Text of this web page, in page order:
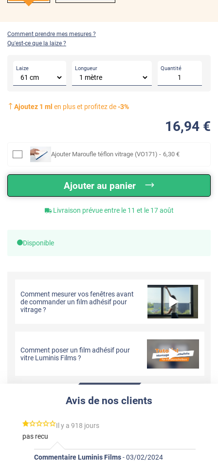
Comment prendre mes mesures ?
Qu'est-ce que la laize ?
Laize Longueur Quantité
Ajoutez 1 ml en plus et profitez de-3%
16,94 €
Ajouter Maroufle téflon vitrage (VO171) - 6,30 €
Ajouter au panier
Livraison prévue entre le 11 et le 17 août
Disponible
Comment mesurer vos fenêtres avant
de commander un film adhésif pour
vitrage ?
Comment poser un film adhésif pour
vitre Luminis Films ?
Avis de nos clients
*****
Il y a 918 jours
pas recu
Commentaire Luminis Films-03/02/2024